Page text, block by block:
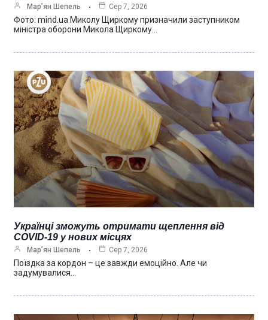
Мар’ян Шепель Сер 7, 2026
Фото: mind.ua Миколу Щиркому призначили заступником
міністра оборони Микола Щиркому…
Українці зможуть отримати щеплення від
COVID-19 у нових місцях
Мар’ян Шепель Сер 7, 2026
Поїздка за кордон – це завжди емоційно. Але чи
задумувалися…